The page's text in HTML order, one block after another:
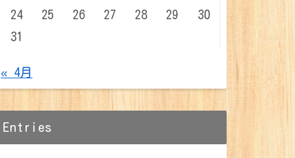
24
25 26 27 28 29
30
31
« 4月
Entries